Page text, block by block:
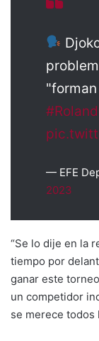
— EFE
2023
“Se lo dije en la
tiempo por
ganar este
un competidor
se merece todos